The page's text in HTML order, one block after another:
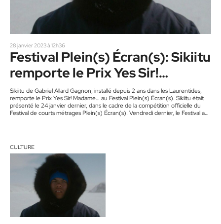
28 janvier 2023 à 12h36
Festival Plein(s) Écran(s): Sikiitu
remporte le Prix Yes Sir!
Madame…
Sikiitu de Gabriel Allard Gagnon, installé depuis 2 ans dans les Laurentides,
remporte le Prix Yes Sir! Madame… au Festival Plein(s) Écran(s). Sikiitu était
présenté le 24 janvier dernier, dans le cadre de la compétition officielle du
Festival de courts métrages Plein(s) Écran(s). Vendredi dernier, le Festival a
CULTURE